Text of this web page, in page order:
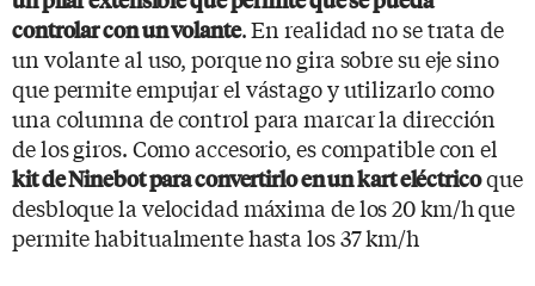
controlar con un volante. En realidad no se trata de
un volante al uso, porque no gira sobre su eje sino
que permite empujar el vástago y utilizarlo como
una columna de control para marcar la dirección
de los giros. Como accesorio, es compatible con el
kit de Ninebot para convertirlo en un kart eléctricoque
desbloque la velocidad máxima de los 20 km/h que
permite habitualmente hasta los 37 km/h